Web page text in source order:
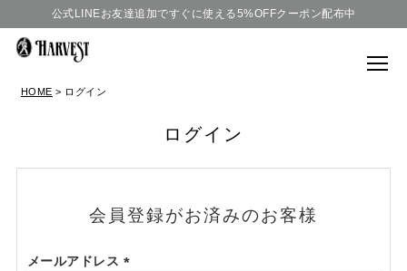
公式LINEお友達追加ですぐに使える5%OFFクーポン配布中
HOME ログイン
ログイン
会員登録がお済みのお客様
メールアドレス